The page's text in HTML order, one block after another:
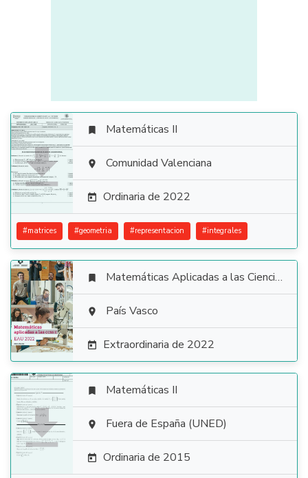

 Matemáticas II
 Comunidad Valenciana
 Ordinaria de 2022
#matrices #geometria #representacion #integrales

 Matemáticas Aplicadas a las Ciencias Sociales
 País Vasco
 Extraordinaria de 2022

 Matemáticas II
 Fuera de España (UNED)
 Ordinaria de 2015